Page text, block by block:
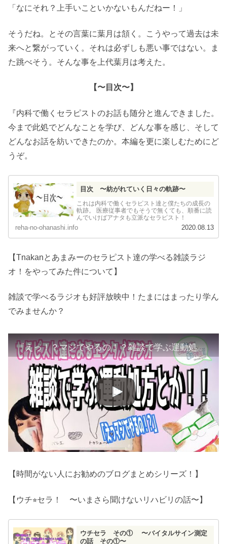
「なにそれ？上手いこといかないもんだねー！」
そうだね。とその言葉に葉月は頷く。こうやって過去は未
来へと繋がっていく。それは必ずしも悪い事ではない。ま
た跳べそう。そんな事を上代葉月は考えた。
【〜目次〜】
『内科で働くセラピストのお話も随分と進んできました。
今まで此処でどんなことを学び、どんな事を感じ、そして
どんなお話を紡いできたのか。本編を更に楽しむためにど
うぞ。
目次 〜紡がれていく日々の軌跡〜
これは内科で働くセラピスト達と僕たちの成長の
軌跡。 医療従事者でもそうで無くても、順番に読
んでいけばアナタも立派なセラピスト！
reha-no-ohanashi.info 2020.08.13
【Tnakanとあまみーのセラピスト達の学べる雑談ラジ
オ！をやってみた件について】
雑談で学べるラジオも好評放映中！たまにはまったり学ん
でみませんか？
『えっ！？マジでやるの！？雑談で学ぶ運動処方とか！！』【Tnakanとあまみーのセラピスト達の学べる雑談ラジオ！をやってみた件について】
【時間がない人にお勧めのブログまとめシリーズ！】
【ウチ⭐︎セラ！ 〜いまさら聞けないリハビリの話〜】
ウチセラ その① 〜バイタルサイン測定
の話 その①〜